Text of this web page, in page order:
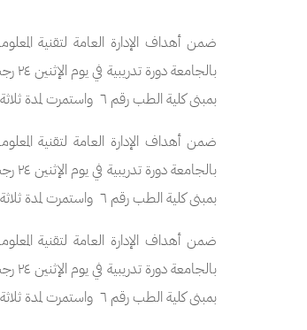
بمبنى كلية الطب رقم ٦  واستمرت لمدة ثلاثة أيام
بمبنى كلية الطب رقم ٦  واستمرت لمدة ثلاثة أيام
بمبنى كلية الطب رقم ٦  واستمرت لمدة ثلاثة أيام